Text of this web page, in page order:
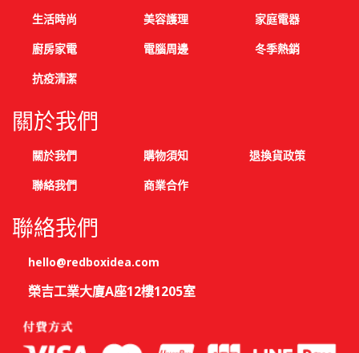
生活時尚 美容護理
家庭電器
廚房家電
電腦周邊
冬季熱銷
抗疫清潔
關於我們
關於我們 購物須知
退換貨政策
聯絡我們
商業合作
聯絡我們
hello@redboxidea.com
榮吉工業大廈A座12樓1205室